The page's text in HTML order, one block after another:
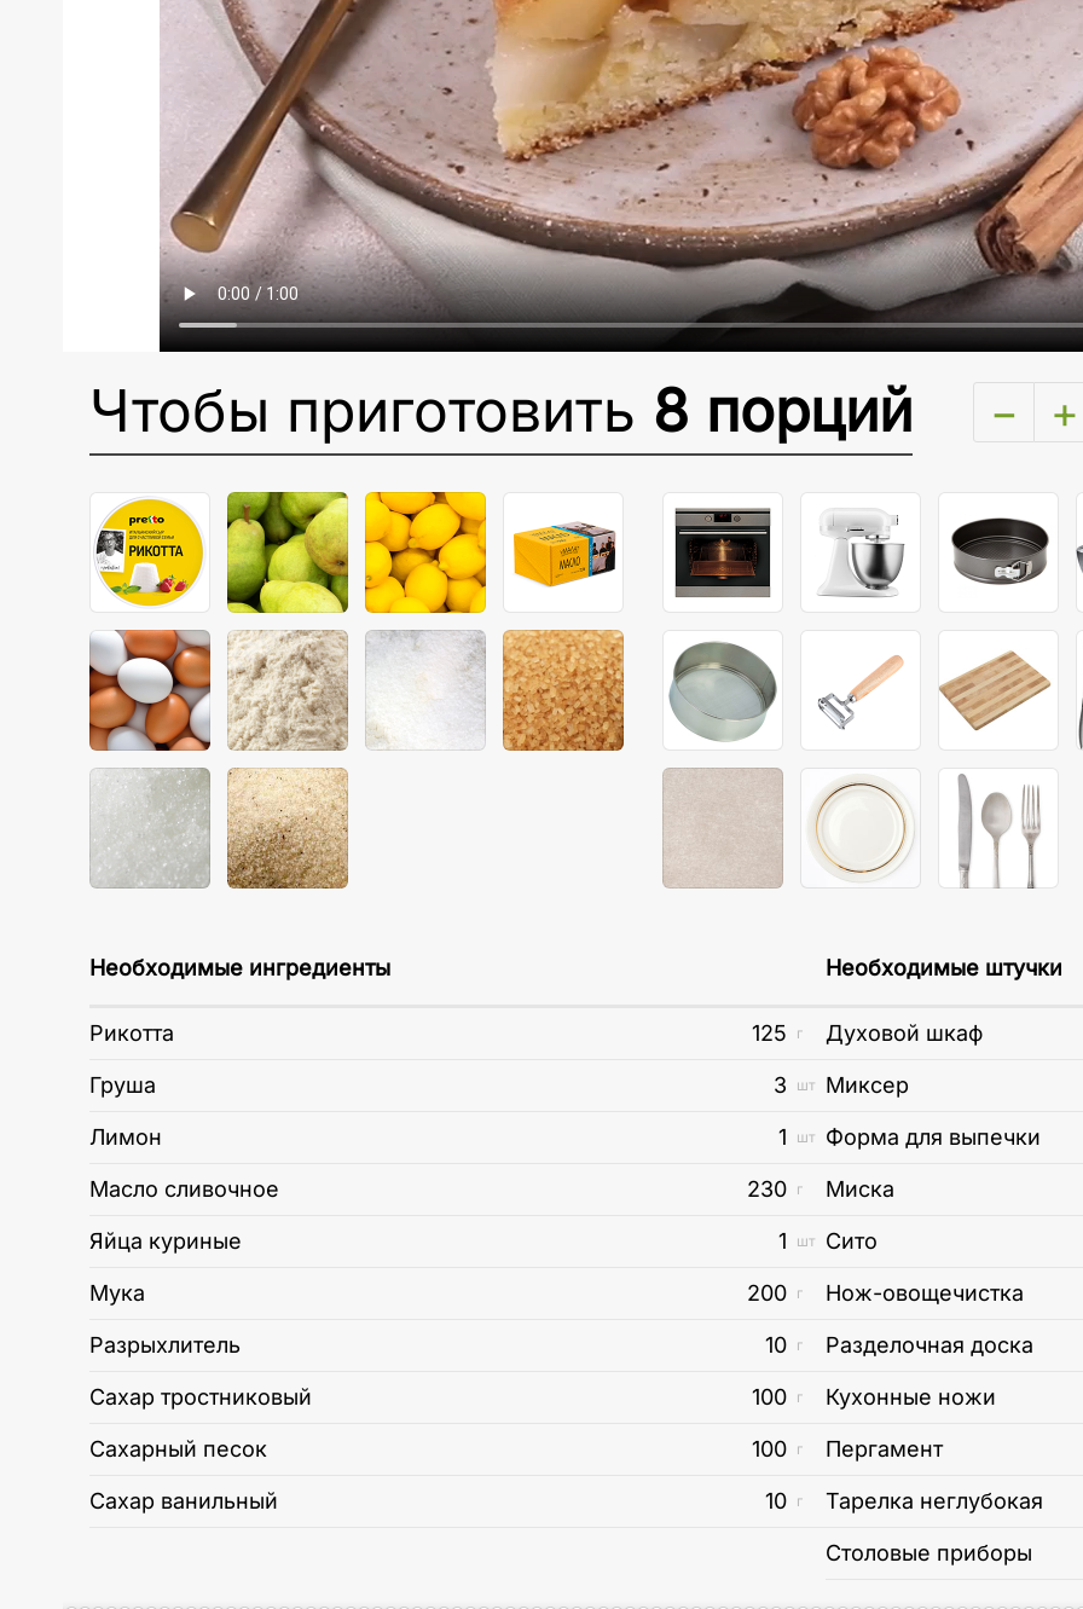
Чтобы приготовить 8 порций − +
Необходимые ингредиенты
Рикотта 125 г
Груша 3 шт
Лимон 1 шт
Масло сливочное 230 г
Яйца куриные 1 шт
Мука 200 г
Разрыхлитель 10 г
Сахар тростниковый 100 г
Сахарный песок 100 г
Сахар ванильный 10 г
Необходимые штучки
Духовой шкаф
Миксер
Форма для выпечки
Миска
Сито
Нож-овощечистка
Разделочная доска
Кухонные ножи
Пергамент
Тарелка неглубокая
Столовые приборы